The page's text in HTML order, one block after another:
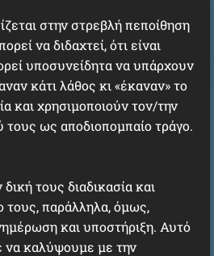
στην στρεβλή πεποίθηση
να διδαχτεί, ότι είναι
υποσυνείδητα να υπάρχουν
κάτι λάθος κι «έκαναν» το
και χρησιμοποιούν τον/την
τους ως αποδιοπομπαίο τράγο.
τους διαδικασία και
τους, παράλληλα, όμως,
και υποστήριξη. Αυτό
να καλύψουμε με την